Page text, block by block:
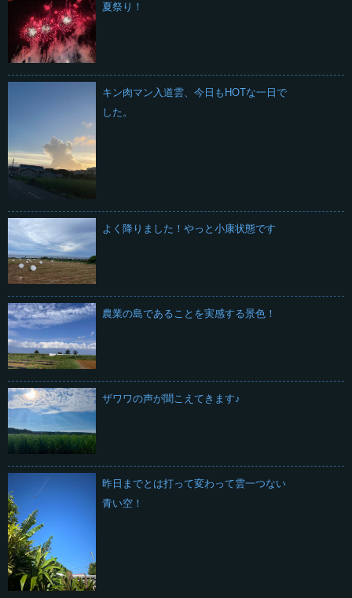
夏祭り！
キン肉マン入道雲、今日もHOTな一日で
した。
よく降りました！やっと小康状態です
農業の島であることを実感する景色！
ザワワの声が聞こえてきます♪
昨日までとは打って変わって雲一つない
青い空！